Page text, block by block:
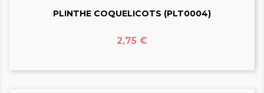
PLINTHE COQUELICOTS (PLT0004)
Prix
2,75 €